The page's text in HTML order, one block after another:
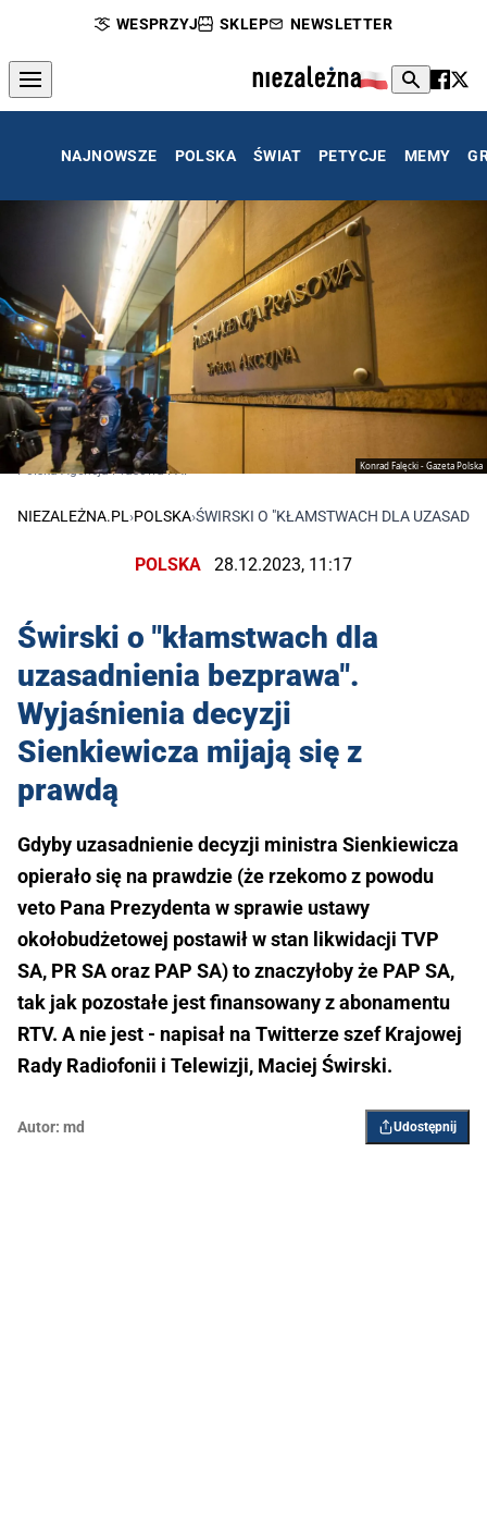
WESPRZYJ SKLEP NEWSLETTER
NAJNOWSZE POLSKA ŚWIAT PETYCJE MEMY
Konrad Falęcki - Gazeta Polska
Polska Agencja Prasowa PAP
NIEZALEŻNA.PL ›POLSKA›ŚWIRSKI O "KŁAMSTWACH DLA
POLSKA 28.12.2023, 11:17
Świrski o "kłamstwach dla
uzasadnienia bezprawa".
Wyjaśnienia decyzji
Sienkiewicza mijają się z
prawdą
Gdyby uzasadnienie decyzji ministra Sienkiewicza
opierało się na prawdzie (że rzekomo z powodu
veto Pana Prezydenta w sprawie ustawy
okołobudżetowej postawił w stan likwidacji TVP
SA, PR SA oraz PAP SA) to znaczyłoby że PAP SA,
tak jak pozostałe jest finansowany z abonamentu
RTV. A nie jest - napisał na Twitterze szef Krajowej
Rady Radiofonii i Telewizji, Maciej Świrski.
Autor: md Udostępnij